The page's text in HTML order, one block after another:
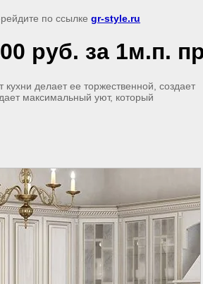
по ссылке gr-style.ru
руб. за 1м.п.
делает ее торжественной, создает
максимальный уют, который